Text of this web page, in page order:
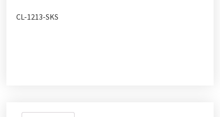
CL-1213-SKS